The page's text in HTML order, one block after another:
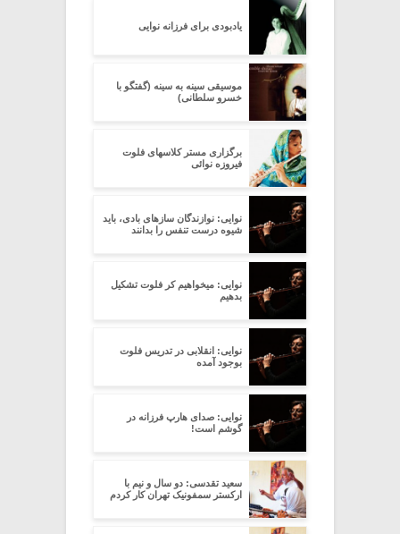
یادبودی برای فرزانه نوایی
موسیقی سینه به سینه (گفتگو با
خسرو سلطانی)
برگزاری مستر کلاسهای فلوت
فیروزه نوائی
نوایی: نوازندگان سازهای بادی، باید
شیوه درست تنفس را بدانند
نوایی: میخواهیم کر فلوت تشکیل
بدهیم
نوایی: انقلابی در تدریس فلوت
بوجود آمده
نوایی: صدای هارپ فرزانه در
گوشم است!
سعید تقدسی: دو سال و نیم با
ارکستر سمفونیک تهران کار کردم